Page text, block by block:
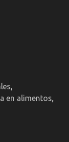
en alimentos,